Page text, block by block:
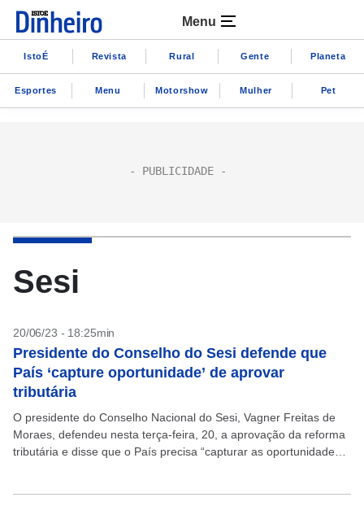
Menu
IstoÉ Revista Rural Gente Planeta
Esportes Menu Motorshow Mulher Pet
Sesi
20/06/23 - 18:25min
Presidente do Conselho do Sesi defende que
País ‘capture oportunidade’ de aprovar
tributária
O presidente do Conselho Nacional do Sesi, Vagner Freitas de
Moraes, defendeu nesta terça-feira, 20, a aprovação da reforma
tributária e disse que o País precisa “capturar as oportunidades”